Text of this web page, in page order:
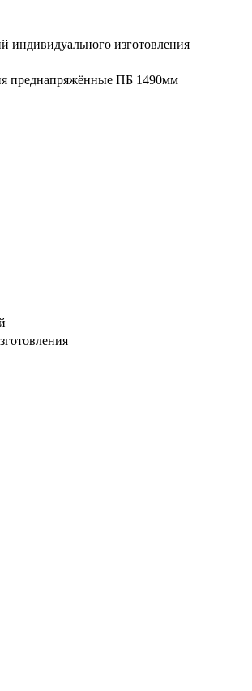
индивидуального изготовления
преднапряжённые ПБ 1490мм